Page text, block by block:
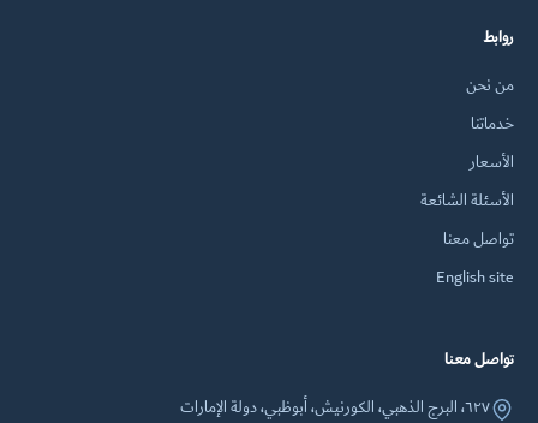
روابط
من نحن
خدماتنا
الأسعار
الأسئلة الشائعة
تواصل معنا
English site
تواصل معنا
٦٢٧، البرج الذهبي، الكورنيش، أبوظبي، دولة الإمارات